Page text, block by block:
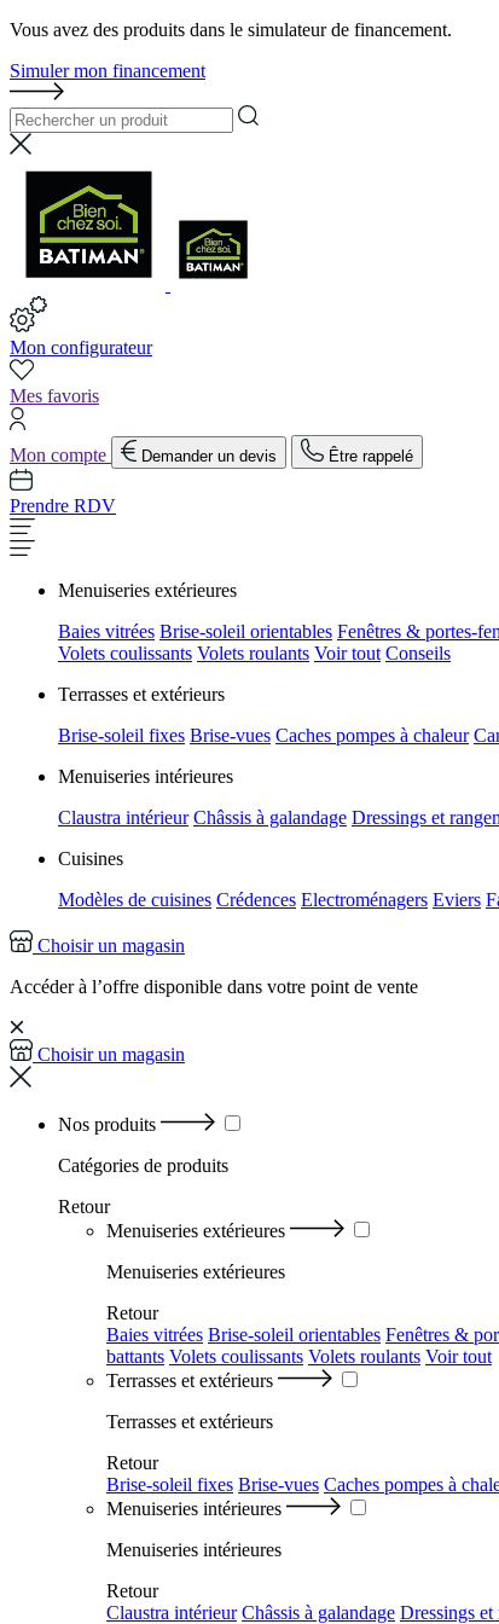
Vous avez des produits dans le simulateur de financement.
Simuler mon financement
Mon configurateur
Mes favoris
Mon compte Demander un devis Être rappelé
Prendre RDV
Menuiseries extérieures
Baies vitrées Brise-soleil orientables Fenêtres & portes-
Volets coulissants Volets roulants Voir tout Conseils
Terrasses et extérieurs
Brise-soleil fixes Brise-vues Caches pompes à chaleur
Menuiseries intérieures
Claustra intérieur Châssis à galandage Dressings et
Cuisines
Modèles de cuisines Crédences Electroménagers Eviers
Choisir un magasin
Accéder à l’offre disponible dans votre point de vente
Choisir un magasin
Nos produits
Catégories de produits
Retour
Menuiseries extérieures
Menuiseries extérieures
Retour
Baies vitrées Brise-soleil orientables Fenêtres &
battants Volets coulissants Volets roulants Voir tout
Terrasses et extérieurs
Terrasses et extérieurs
Retour
Brise-soleil fixes Brise-vues Caches pompes à
Menuiseries intérieures
Menuiseries intérieures
Retour
Claustra intérieur Châssis à galandage Dressings et